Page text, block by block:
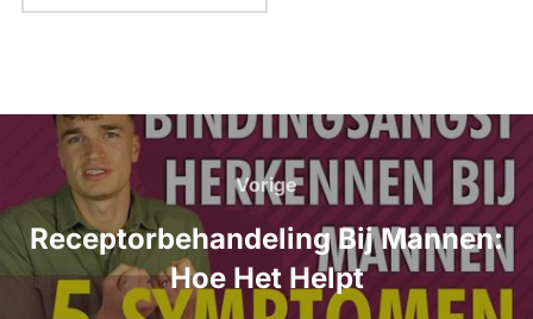
Bericht
navigatie
Vorige
Vorige
Receptorbehandeling Bij Mannen:
Hoe Het Helpt